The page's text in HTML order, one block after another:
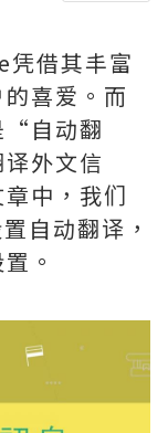
借其丰富
喜爱。而
“自动翻
外文信
中，我们
自动翻译，
。